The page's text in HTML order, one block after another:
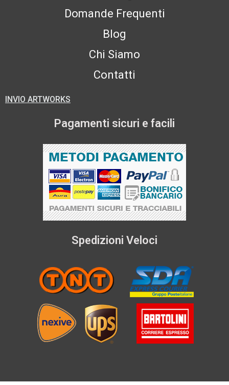
Domande Frequenti
Blog
Chi Siamo
Contatti
INVIO ARTWORKS
Pagamenti sicuri e facili
Spedizioni Veloci